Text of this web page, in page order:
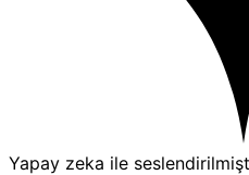
Yapay zeka ile